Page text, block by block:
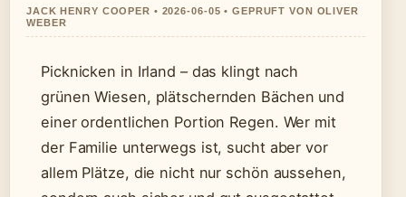
JACK HENRY COOPER • 2026-06-05 • GEPRUFT VON OLIVER
WEBER
Picknicken in Irland – das klingt nach
grünen Wiesen, plätschernden Bächen und
einer ordentlichen Portion Regen. Wer mit
der Familie unterwegs ist, sucht aber vor
allem Plätze, die nicht nur schön aussehen,